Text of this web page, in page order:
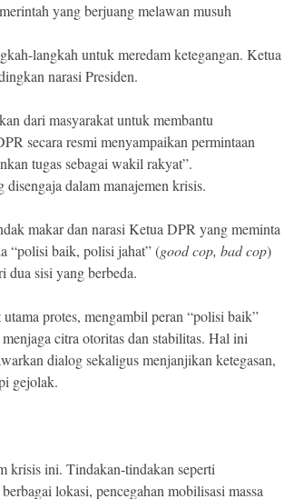
yang berjuang melawan musuh
langkah untuk meredam ketegangan. Ketua
narasi Presiden.
dari masyarakat untuk membantu
secara resmi menyampaikan permintaan
tugas sebagai wakil rakyat”.
dalam manajemen krisis.
makar dan narasi Ketua DPR yang meminta
“polisi baik, polisi jahat” (good cop, bad cop)
dua sisi yang berbeda.
protes, mengambil peran “polisi baik”
citra otoritas dan stabilitas. Hal ini
dialog sekaligus menjanjikan ketegasan,
gejolak.
krisis ini. Tindakan-tindakan seperti
lokasi, pencegahan mobilisasi massa